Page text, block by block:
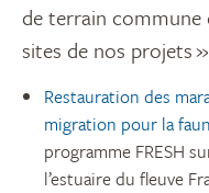
de terrain commune
sites de nos projets
Restauration des
migration pour la
programme FRESH
l’estuaire du fleuve